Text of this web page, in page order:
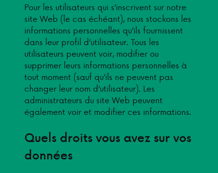
Pour les utilisateurs qui s’inscrivent sur notre
site Web (le cas échéant), nous stockons les
informations personnelles qu’ils fournissent
dans leur profil d’utilisateur. Tous les
utilisateurs peuvent voir, modifier ou
supprimer leurs informations personnelles à
tout moment (sauf qu’ils ne peuvent pas
changer leur nom d’utilisateur). Les
administrateurs du site Web peuvent
également voir et modifier ces informations.
Quels droits vous avez sur vos
données